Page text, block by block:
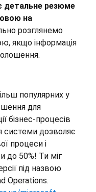
детальне резюме
на
розглянемо
якщо інформація
популярних у
для
бізнес-процесів
системи дозволяє
процеси і
до 50%! Ти міг
під назвою
Operations.